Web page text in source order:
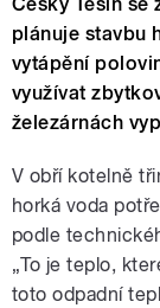
plánuje stavbu
vytápění
využívat
železárnách
V obří kotelně
horká voda
podle
„To je teplo,
toto odpadní